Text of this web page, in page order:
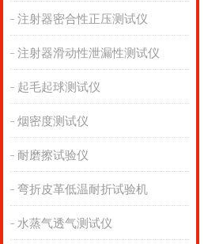
注射器密合性正压测试仪
注射器滑动性泄漏性测试仪
起毛起球测试仪
烟密度测试仪
耐磨擦试验仪
弯折皮革低温耐折试验机
水蒸气透气测试仪